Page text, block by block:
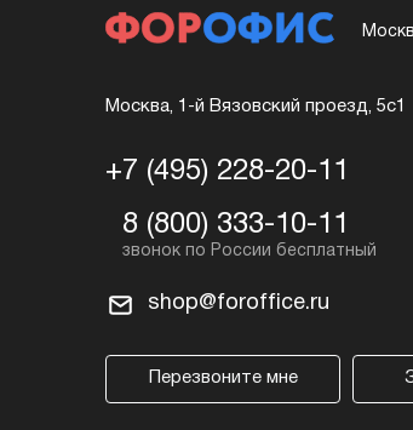
Москва, 1-й Вязовский проезд, 5с1
+7 (495) 228-20-11
8 (800) 333-10-11
shop@foroffice.ru
Перезвоните мне